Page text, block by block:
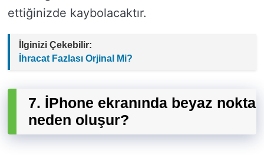
ettiğinizde kaybolacaktır.
İlginizi Çekebilir:
İhracat Fazlası Orjinal Mi?
7. İPhone ekranında beyaz nokta
neden oluşur?